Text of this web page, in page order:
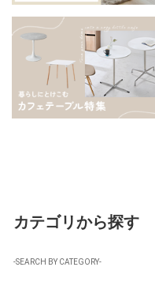
カテゴリから探す
-SEARCH BY CATEGORY-